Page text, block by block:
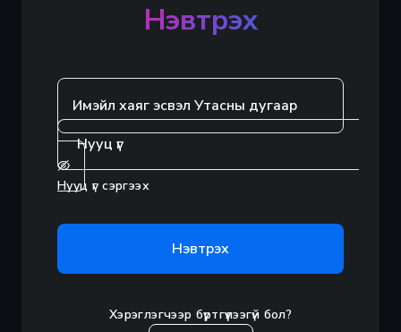
Нэвтрэх
Нууц үг сэргээх
Нэвтрэх
Хэрэглэгчээр бүртгүүлээгүй бол?